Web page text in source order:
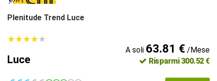
Plenitude Trend Luce
★★★★★
★★★★★
Luce
A soli 63.81 €/Mese
Risparmi 300.52 €